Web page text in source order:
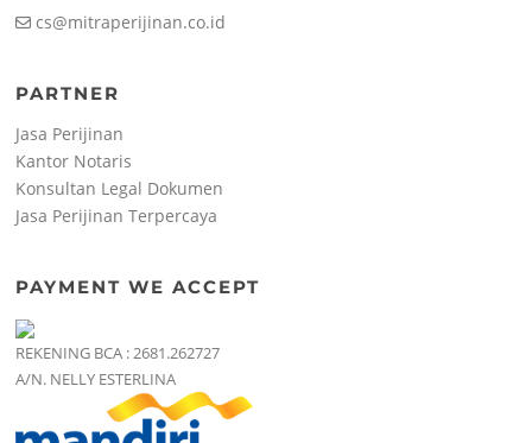
cs@mitraperijinan.co.id
PARTNER
Jasa Perijinan
Kantor Notaris
Konsultan Legal Dokumen
Jasa Perijinan Terpercaya
PAYMENT WE ACCEPT
REKENING BCA : 2681.262727
A/N. NELLY ESTERLINA